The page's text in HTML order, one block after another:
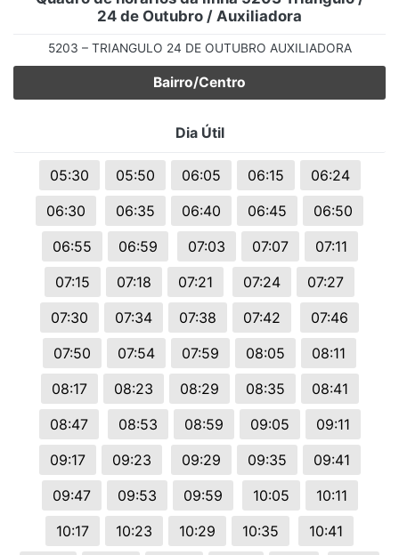
24 de Outubro / Auxiliadora
5203 – TRIANGULO 24 DE OUTUBRO AUXILIADORA
Bairro/Centro
Dia Útil
05:30 05:50 06:05 06:15
06:24
06:30
06:35 06:40 06:45
06:50
06:55
06:59 07:03 07:07
07:11
07:15
07:18 07:21 07:24
07:27
07:30
07:34 07:38 07:42
07:46
07:50
07:54 07:59 08:05
08:11
08:17
08:23 08:29 08:35
08:41
08:47
08:53 08:59 09:05
09:11
09:17
09:23 09:29 09:35
09:41
09:47
09:53 09:59 10:05
10:11
10:17
10:23 10:29 10:35
10:41